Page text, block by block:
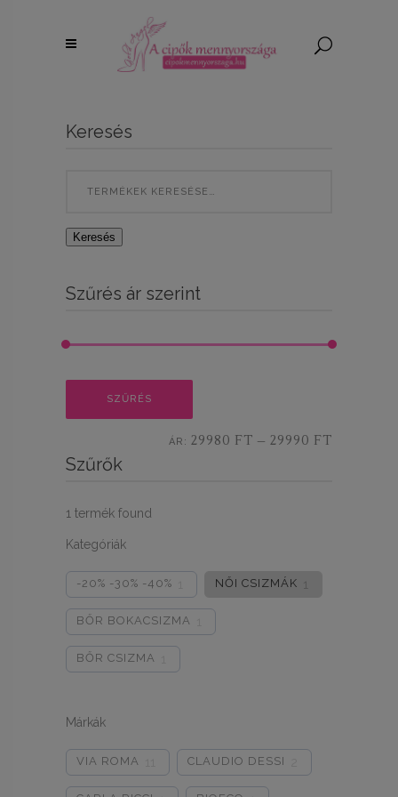
Keresés
Keresés
Szűrés ár szerint
SZŰRÉS
ÁR: 29980 FT — 29990 FT
Szűrők
1 termék found
Kategóriák
-20% -30% -40% NŐI CSIZMÁK 1
BŐR BOKACSIZMA
BŐR CSIZMA
Márkák
VIA ROMA CLAUDIO DESSI